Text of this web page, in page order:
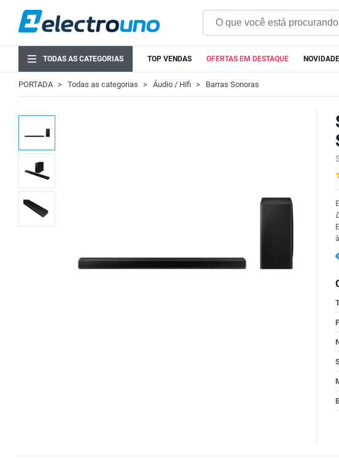
TODAS AS CATEGORIAS TOP VENDAS OFERTAS EM DESTAQUE
PORTADA Todas as categorias Áudio / Hifi Barras Sonoras